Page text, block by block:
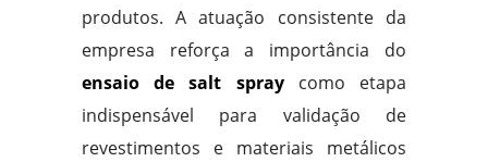
produtos. A atuação consistente da
empresa reforça a importância do
ensaio de salt spraycomo etapa
indispensável para validação de
revestimentos e materiais metálicos